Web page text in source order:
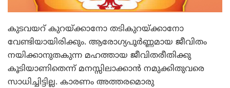
കുടവയറ് കുറയ്ക്കാനോ തടികുറയ്ക്കാനോ
വേണ്ടിയായിരിക്കും. ആരോഗ്യപൂര്‍ണ്ണമായ ജീവിതം
നയിക്കാനുതകുന്ന മഹത്തായ ജീവിതരീതിക്കു
കൂടിയാണിതെന്ന് മനസ്സിലാക്കാന്‍ നമുക്കിതുവരെ
സാധിച്ചിട്ടില്ല. കാരണം അത്തരമൊരു